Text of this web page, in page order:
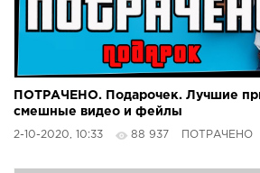
ПОТРАЧЕНО. Подарочек. Лучшие
смешные видео и фейлы
2-10-2020, 10:33 88 937 ПОТРАЧЕНО